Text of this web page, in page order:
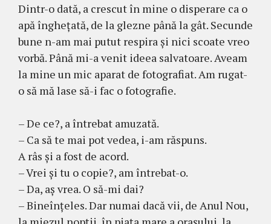
Dintr-o dată, a crescut în mi­ne o disperare ca o
apă în­ghe­ţată, de la glezne până la gât. Secunde
bune n-am mai putut respira şi nici scoate vreo
vorbă. Până mi-a venit ideea salvatoare. Aveam
la mine un mic aparat de fotografiat. Am rugat-
o să mă lase să-i fac o fo­to­grafie.
– De ce?, a întrebat amu­za­tă.
– Ca să te mai pot vedea, i-am răspuns.
A râs şi a fost de acord.
– Vrei şi tu o copie?, am întrebat-o.
– Da, aş vrea. O să-mi dai?
– Bineînţeles. Dar numai dacă vii, de Anul Nou,